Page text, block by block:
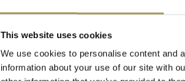
This website uses cookies
We use cookies to personalise content and
information about your use of our site with
Dat maakt Waldmann
Geavanceerde
De Waldmann collectie